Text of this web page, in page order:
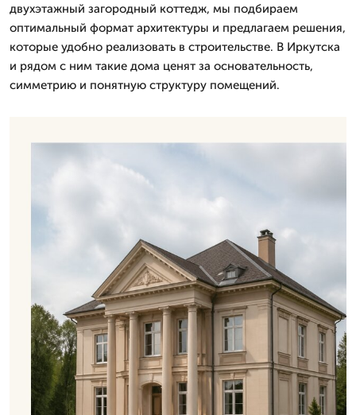
двухэтажный загородный коттедж, мы подбираем
оптимальный формат архитектуры и предлагаем решения,
которые удобно реализовать в строительстве. В Иркутска
и рядом с ним такие дома ценят за основательность,
симметрию и понятную структуру помещений.